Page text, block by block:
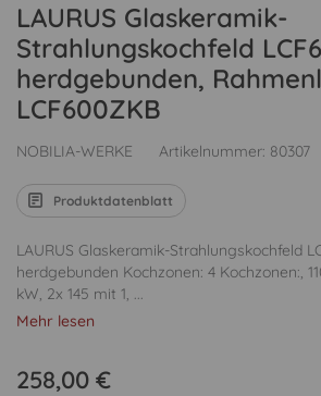
LAURUS Glaskeramik-
Strahlungskochfeld
herdgebunden,
LCF600ZKB
NOBILIA-WERKE Artikelnummer: 80307
Produktdatenblatt
LAURUS Glaskeramik-Strahlungskochfeld
herdgebunden Kochzonen: 4 Kochzonen:,
kW, 2x 145 mit 1, ...
Mehr lesen
258,00 €